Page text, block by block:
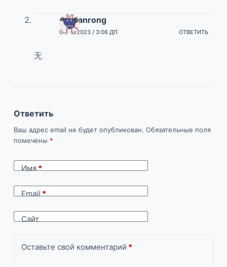
shibianrong
04/12/2023 / 3:06 ДП ОТВЕТИТЬ
无
Ответить
Ваш адрес email не будет опубликован. Обязательные поля
помечены *
Имя*
Email*
Сайт
Оставьте свой комментарий *